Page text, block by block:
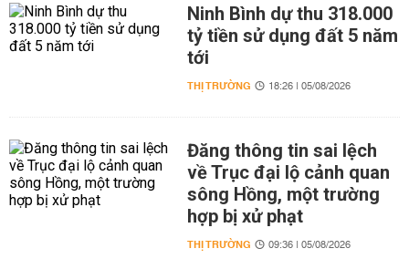
Ninh Bình dự thu 318.000
tỷ tiền sử dụng đất 5 năm
tới
THỊ TRƯỜNG 18:26 | 05/08/2026
Đăng thông tin sai lệch
về Trục đại lộ cảnh quan
sông Hồng, một trường
hợp bị xử phạt
THỊ TRƯỜNG 09:36 | 05/08/2026